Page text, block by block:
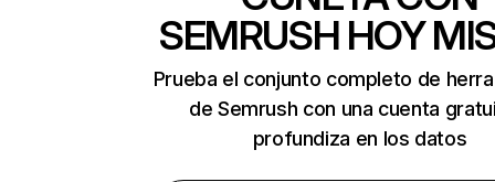
SEMRUSH HOY
Prueba el conjunto completo de
de Semrush con una cuenta
profundiza en los datos